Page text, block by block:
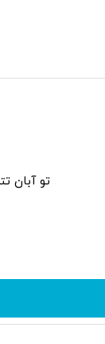
تو آبان